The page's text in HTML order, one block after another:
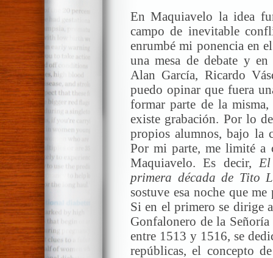
En Maquiavelo la idea
campo de inevitable
enrumbé mi ponencia en
una mesa de debate y
Alan García, Ricardo
puedo opinar que fuera
formar parte de la
existe grabación. Por lo
propios alumnos, bajo la
Por mi parte, me limité a
Maquiavelo. Es decir,
primera década de Tito
sostuve esa noche que
Si en el primero se dirige
Gonfalonero de la
entre 1513 y 1516, se
repúblicas, el concepto